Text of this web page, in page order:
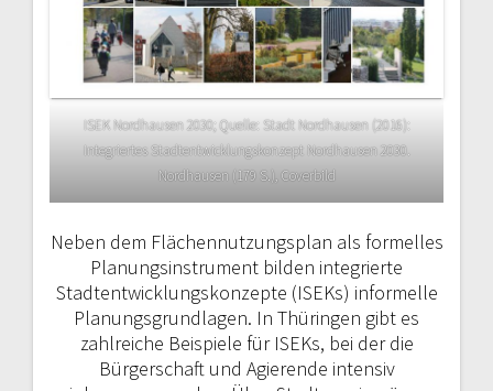
ISEK Nordhausen 2030; Quelle: Stadt Nordhausen (2016):
Integriertes Stadtentwicklungskonzept Nordhausen 2030.
Nordhausen (179 S.), Coverbild
Neben dem Flächennutzungsplan als formelles
Planungsinstrument bilden integrierte
Stadtentwicklungskonzep­te (ISEKs) informelle
Planungsgrundlagen. In Thüringen gibt es
zahlreiche Beispiele für ISEKs, bei der die
Bürgerschaft und Agierende intensiv